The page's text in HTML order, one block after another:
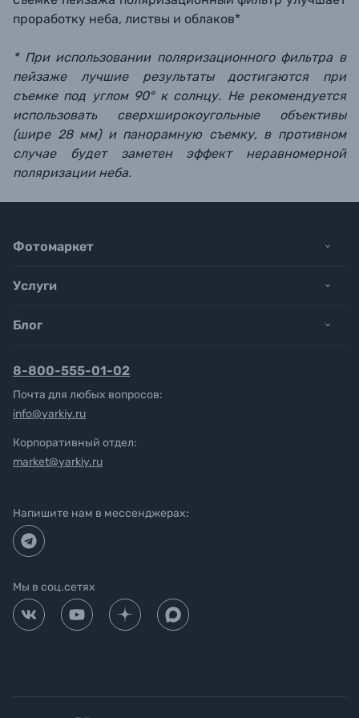
проработку неба, листвы и облаков*
* При использовании поляризационного фильтра в
пейзаже лучшие результаты достигаются при
съемке под углом 90° к солнцу. Не рекомендуется
использовать сверхширокоугольные объективы
(шире 28 мм) и панорамную съемку, в противном
случае будет заметен эффект неравномерной
поляризации неба.
Фотомаркет
Услуги
Блог
8-800-555-01-02
Почта для любых вопросов:
info@yarkiy.ru
Корпоративный отдел:
market@yarkiy.ru
Напишите нам в мессенджерах:
Мы в соц.сетях